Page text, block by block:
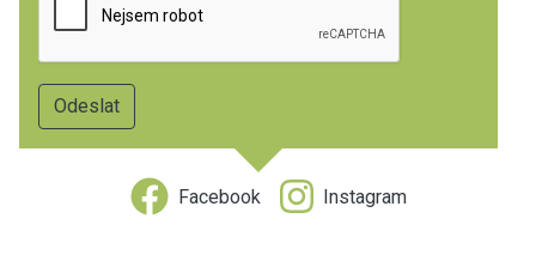
Facebook Instagram